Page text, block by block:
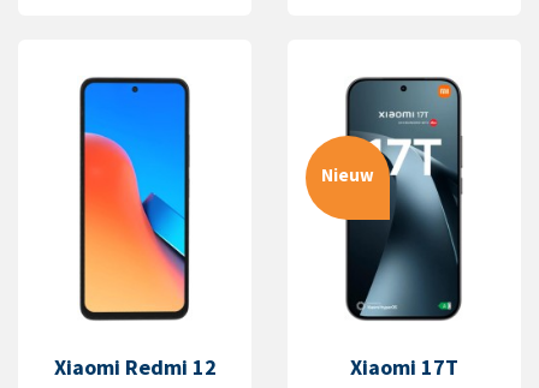
Xiaomi Redmi 12
Nieuw
Xiaomi 17T